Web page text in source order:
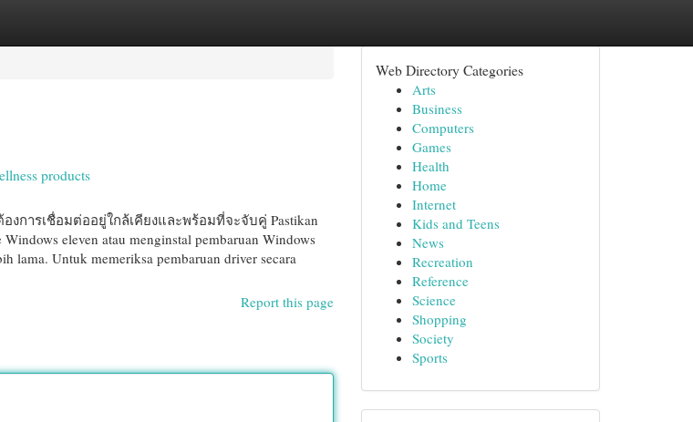
products
รเชื่อมต่ออยู่ใกล้เคียงและพร้อมที่จะจับคู่ Pastikan
eleven atau menginstal pembaruan Windows
lama. Untuk memeriksa pembaruan driver secara
Report this page
Web Directory Categories
Arts
Business
Computers
Games
Health
Home
Internet
Kids and Teens
News
Recreation
Reference
Science
Shopping
Society
Sports